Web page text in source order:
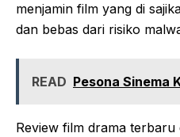
menjamin film yang di
dan bebas dari risiko
READ Pesona Sinema
Review film drama